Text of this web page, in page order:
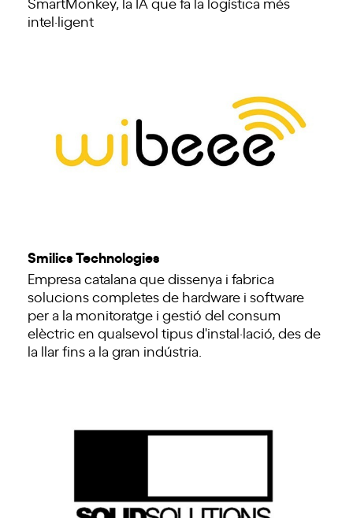
intel·ligent
Smilics Technologies
Empresa catalana que dissenya i fabrica
solucions completes de hardware i software
per a la monitoratge i gestió del consum
elèctric en qualsevol tipus d'instal·lació, des de
la llar fins a la gran indústria.